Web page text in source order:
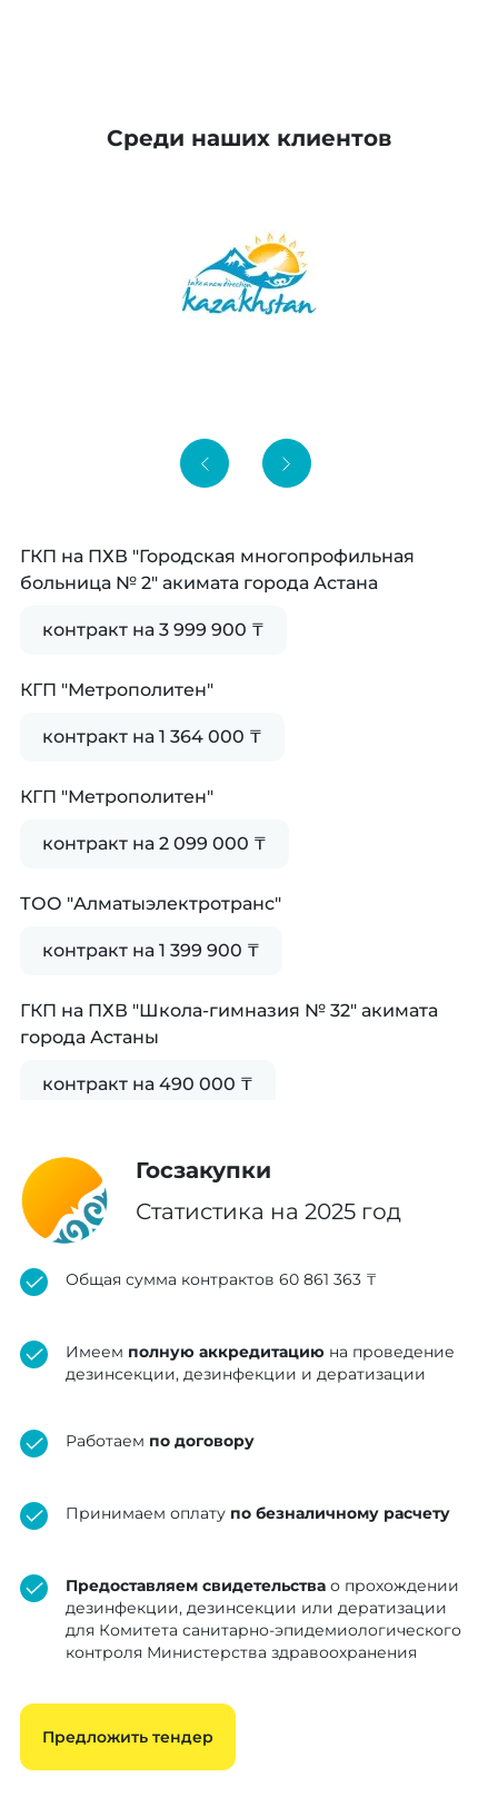
Среди наших клиентов
ГКП на ПХВ "Городская многопрофильная
больница № 2" акимата города Астана
контракт на 3 999 900 ₸
КГП "Метрополитен"
контракт на 1 364 000 ₸
КГП "Метрополитен"
контракт на 2 099 000 ₸
ТОО "Алматыэлектротранс"
контракт на 1 399 900 ₸
ГКП на ПХВ "Школа-гимназия № 32" акимата
города Астаны
контракт на 490 000 ₸
исследовательский институт кардиологии и
внутренних болезней"
контракт на 4 499 900 ₸
«Правительство для граждан»
«Правительство для граждан»
Некоммерческое акционерное общество
«Государственная корпорация
Госзакупки
Статистика на 2025 год
Общая сумма контрактов 60 861 363 ₸
Имеем полную аккредитациюна проведение
дезинсекции, дезинфекции и дератизации
Работаем по договору
Принимаем оплату по безналичному расчету
Предоставляем свидетельствао прохождении
дезинфекции, дезинсекции или дератизации
для Комитета санитарно-эпидемиологического
контроля Министерства здравоохранения
Предложить тендер